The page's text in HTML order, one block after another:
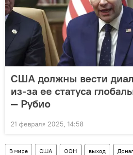
США должны вести
из-за ее статуса
— Рубио
21 февраля 2025, 14:58
В мире США ООН выход